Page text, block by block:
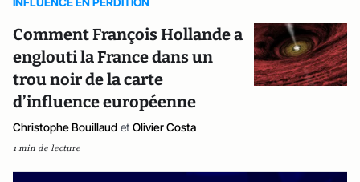
Comment François Hollande a
englouti la France dans un
trou noir de la carte
d’influence européenne
Christophe Bouillaud et Olivier Costa
1 min de lecture